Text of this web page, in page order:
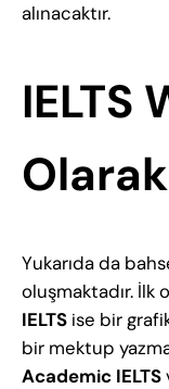
alınacaktır.
IELTS
Yukarıda da
oluşmaktadır. İlk
IELTS ise bir
bir mektup
Academic IELTS